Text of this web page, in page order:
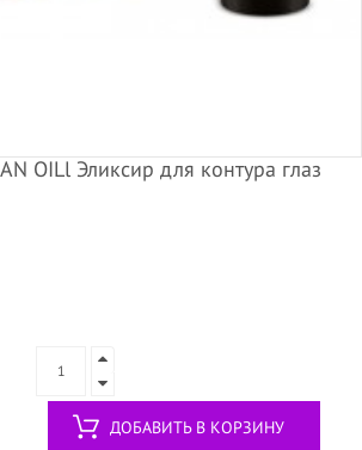
OILl Эликсир для контура глаз
ДОБАВИТЬ В КОРЗИНУ